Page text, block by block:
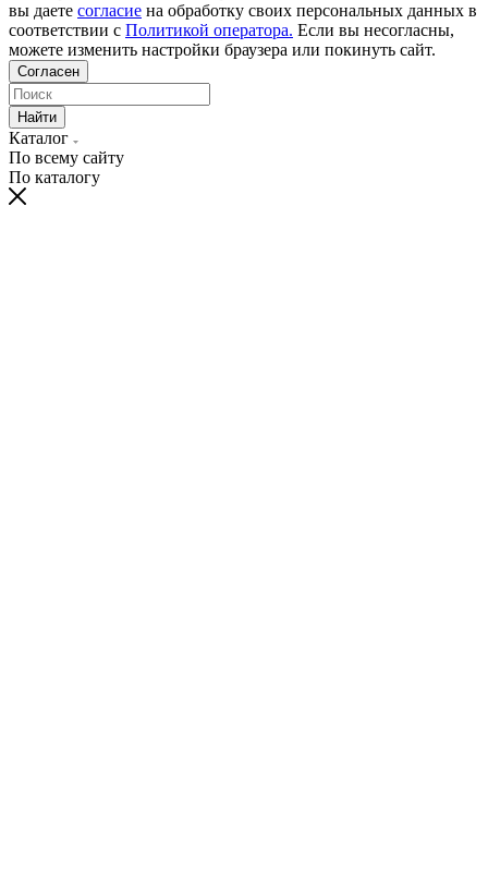
вы даете согласие на обработку своих персональных данных в
соответствии с Политикой оператора. Если вы несогласны,
можете изменить настройки браузера или покинуть сайт.
Согласен
Найти
Каталог
По всему сайту
По каталогу